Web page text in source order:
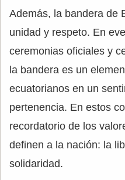
Además, la bandera de
unidad y respeto. En
ceremonias oficiales y
la bandera es un
ecuatorianos en un
pertenencia. En estos
recordatorio de los
definen a la nación: la
solidaridad.